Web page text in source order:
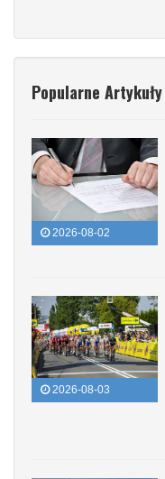
Popularne Artykuły
2026-08-02
2026-08-03